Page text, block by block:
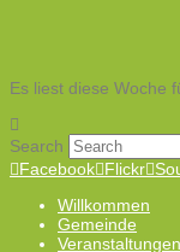
Es liest diese Woche
Search
Facebook Flickr
Willkommen
Gemeinde
Veranstaltungen